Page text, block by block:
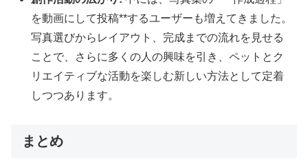
を動画にして投稿**するユーザーも増えてきました。
写真選びからレイアウト、完成までの流れを見せる
ことで、さらに多くの人の興味を引き、ペットとク
リエイティブな活動を楽しむ新しい方法として定着
しつつあります。
まとめ